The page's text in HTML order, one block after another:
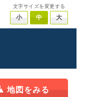
文字サイズを変更する
小 中 大
地図をみる